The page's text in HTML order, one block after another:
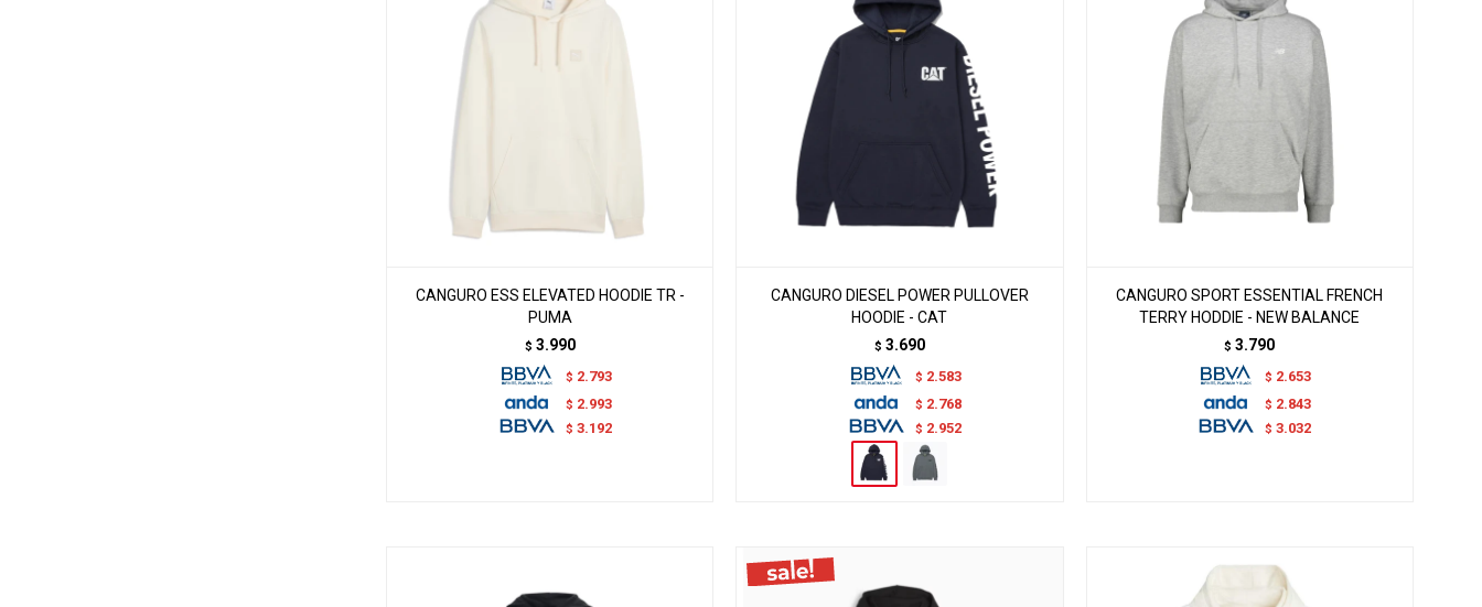
CANGURO ESS ELEVATED HOODIE TR -
PUMA
$ 3.990
$ 2.793
$ 2.993
$ 3.192
CANGURO DIESEL POWER PULLOVER
HOODIE - CAT
$ 3.690
$ 2.583
$ 2.768
$ 2.952
CANGURO SPORT ESSENTIAL FRENCH
TERRY HODDIE - NEW BALANCE
$ 3.790
$ 2.653
$ 2.843
$ 3.032